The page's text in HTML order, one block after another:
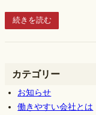
続きを読む
カテゴリー
お知らせ
働きやすい会社とは